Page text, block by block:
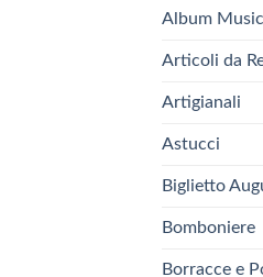
Album
Articoli da
Artigianali
Astucci
Biglietto
Bomboniere
Borracce e